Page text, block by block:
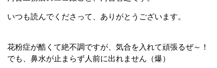
いつも読んでくださって、ありがとうございます。
花粉症が酷くて絶不調ですが、気合を入れて頑張るぜ～！
でも、鼻水が止まらず人前に出れません（爆）